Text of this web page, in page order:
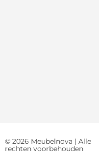
© 2026 Meubelnova | Alle
rechten voorbehouden